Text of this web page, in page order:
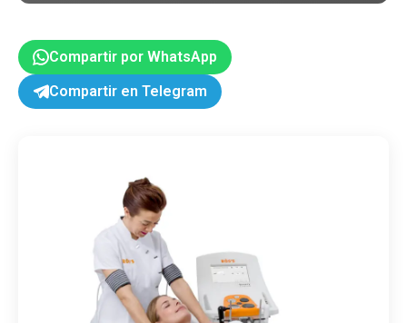
Compartir por WhatsApp
Compartir en Telegram